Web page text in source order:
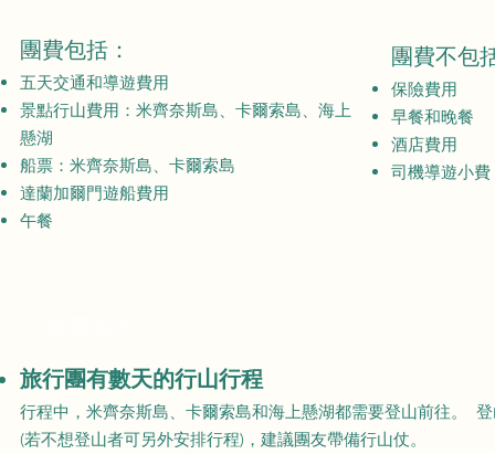
團費包括：
五天交通和導遊費用
景點行山費用：米齊奈斯島、卡爾索島、海上
懸湖
船票：米齊奈斯島、卡爾索島
達蘭加爾門遊船費用
午餐
團費不包
保險費用
早餐和晚餐
​酒店費用
​司機導遊小費
旅行團有數天的行山行程
行程中，米齊奈斯島、卡爾索島和海上懸湖都需要登山前往。
(若不想登山者可另外安排行程)，建議團友帶備行山仗。